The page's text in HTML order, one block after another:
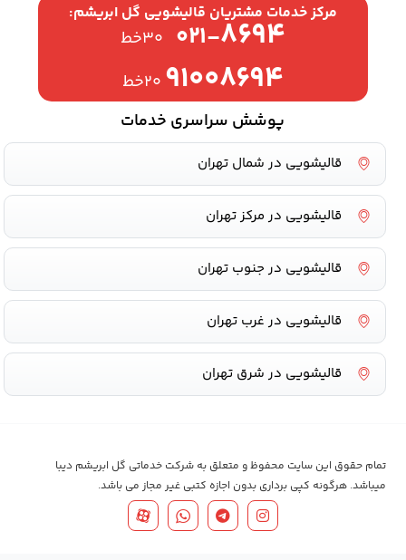
مرکز خدمات مشتریان قالیشویی گل ابریشم:
۰۲۱-۸۶۹۴ ۳۰خط
۹۱۰۰۸۶۹۴ ۲۰خط
پوشش سراسری خدمات
قالیشویی در شمال تهران
قالیشویی در مرکز تهران
قالیشویی در جنوب تهران
قالیشویی در غرب تهران
قالیشویی در شرق تهران
تمام حقوق این سایت محفوظ و متعلق به شرکت خدماتی گل ابریشم دیبا
میباشد. هرگونه کپی برداری بدون اجازه کتبی غیر مجاز می باشد.